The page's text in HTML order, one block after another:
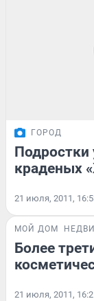
ГОРОД
Подростки
краденых
21 июля, 2011,
МОЙ ДОМ
Более
21 июля, 2011,